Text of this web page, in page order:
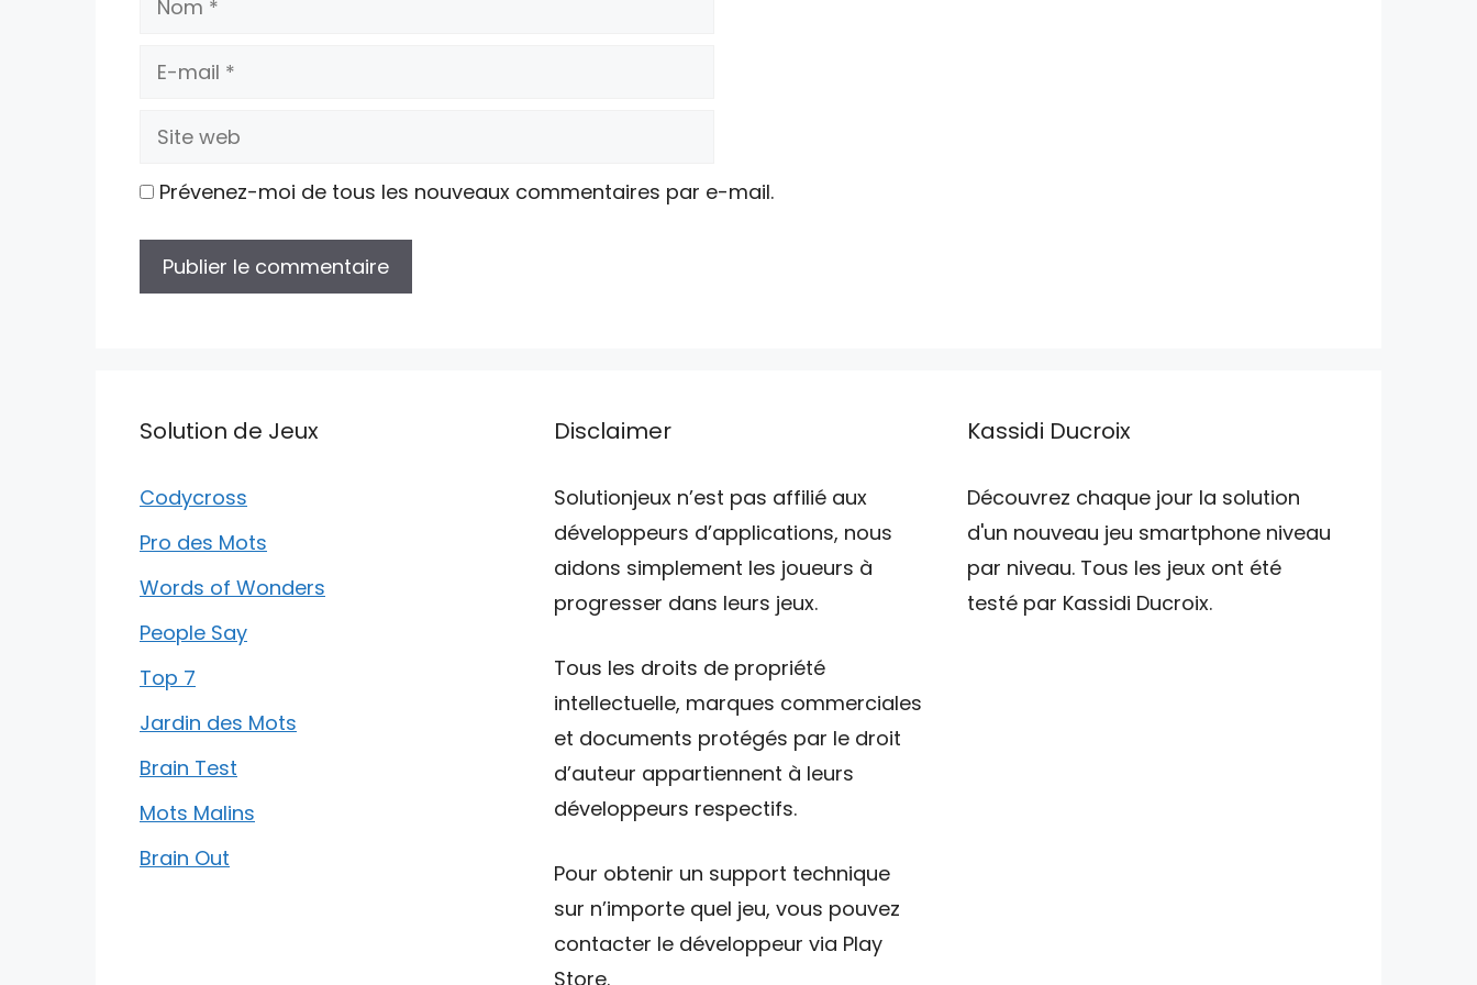
E-
Site
Prévenez-moi de tous les nouveaux commentaires par e-mail.
Solution de Jeux
Codycross
Pro des Mots
Words of Wonders
People Say
Top 7
Jardin des Mots
Brain Test
Mots Malins
Brain Out
Disclaimer
Solutionjeux n’est pas affilié aux
développeurs d’applications, nous
aidons simplement les joueurs à
progresser dans leurs jeux.
Tous les droits de propriété
intellectuelle, marques commerciales
et documents protégés par le droit
d’auteur appartiennent à leurs
développeurs respectifs.
Pour obtenir un support technique
sur n’importe quel jeu, vous pouvez
contacter le développeur via Play
Store.
Kassidi Ducroix
Découvrez chaque jour la solution
d'un nouveau jeu smartphone niveau
par niveau. Tous les jeux ont été
testé par Kassidi Ducroix.